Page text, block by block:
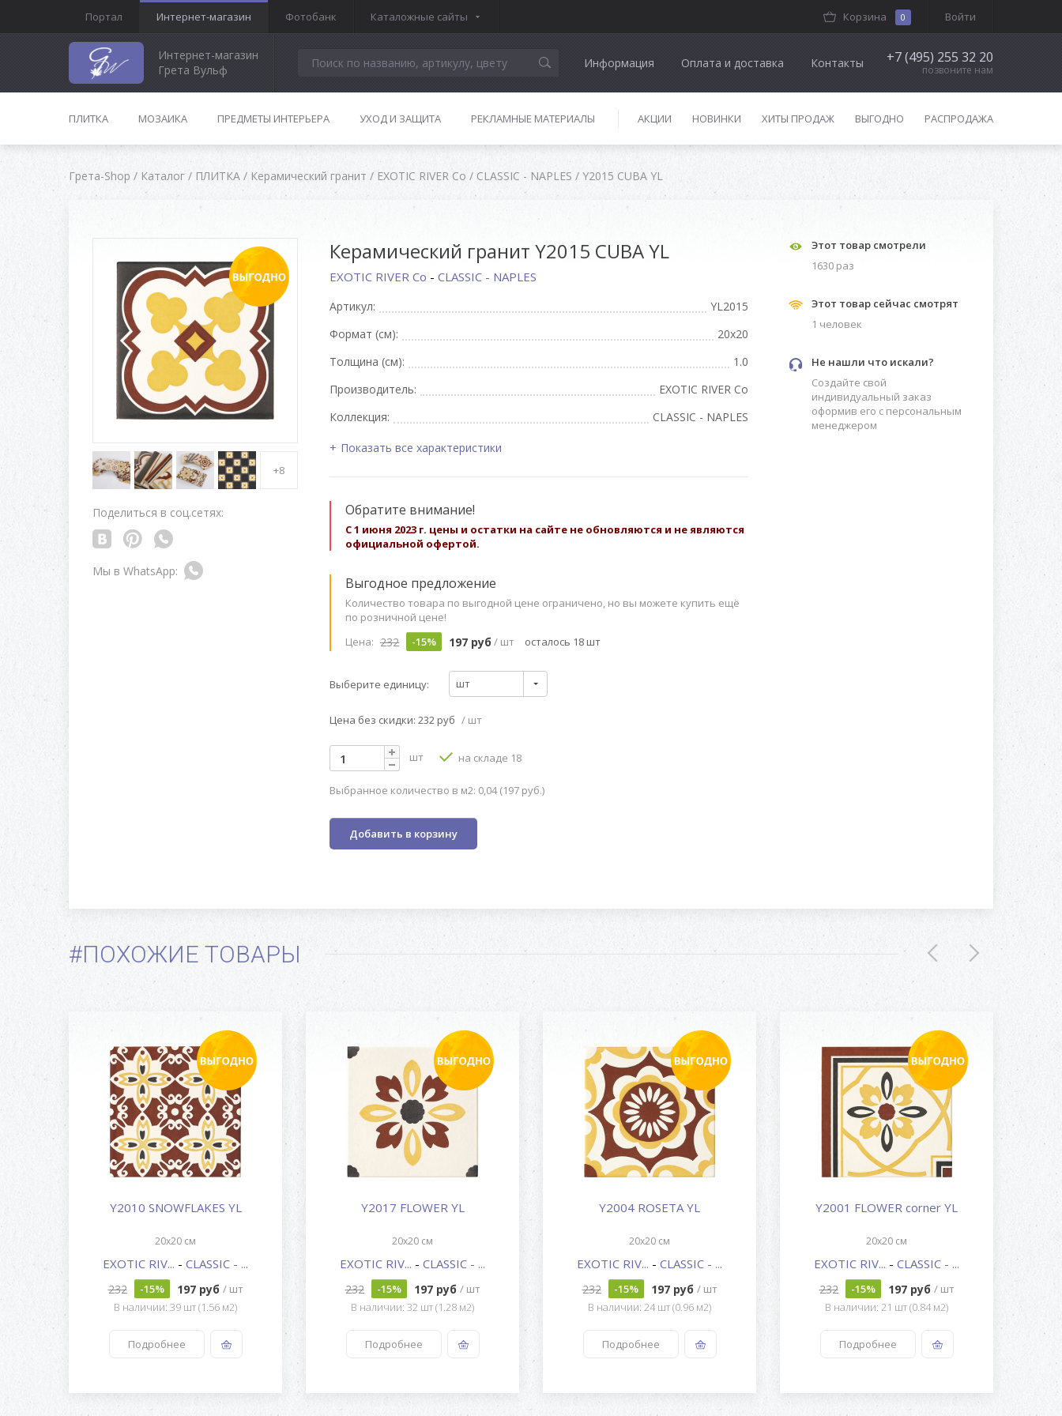
Портал Интернет-магазин Фотобанк Каталожные сайты Войти
Корзина 0
Интернет-магазин
Грета Вульф
Информация Оплата и доставка Контакты +7 (495) 255 32 20
позвоните нам
ПЛИТКА МОЗАИКА ПРЕДМЕТЫ ИНТЕРЬЕРА УХОД И ЗАЩИТА РЕКЛАМНЫЕ МАТЕРИАЛЫ АКЦИИ НОВИНКИ ХИТЫ ПРОДАЖ ВЫГОДНО РАСПРОДАЖА
Грета-Shop / Каталог / ПЛИТКА / Керамический гранит / EXOTIC RIVER Co / CLASSIC - NAPLES / Y2015 CUBA YL
+8
Поделиться в соц.сетях:
Керамический гранит Y2015 CUBA YL
EXOTIC RIVER Co - CLASSIC - NAPLES
Артикул:
YL2015
Формат (см):
20x20
Толщина (см):
1.0
Производитель:
EXOTIC RIVER Co
Коллекция:
CLASSIC - NAPLES
Показать все характеристики
Обратите внимание!
С 1 июня 2023 г. цены и остатки на сайте не обновляются и не являются
официальной офертой.
Выгодное предложение
Количество товара по выгодной цене ограничено, но вы можете купить ещё
по розничной цене!
Цена: 232 -15% 197 руб / шт осталось 18 шт
Выберите единицу: шт
Цена без скидки: 232 руб / шт
шт на складе 18
Выбранное количество в м2: 0,04 (197 руб.)
Добавить в корзину
Этот товар смотрели
1630 раз
Этот товар сейчас смотрят
1 человек
Не нашли что искали?
Создайте свой
индивидуальный заказ
оформив его с персональным
менеджером
#ПОХОЖИЕ ТОВАРЫ
Y2010 SNOWFLAKES YL
20x20 см
EXOTIC RIV... - CLASSIC - ...
232 -15% 197 руб / шт
В наличии: 39 шт (1.56 м2)
Подробнее
Y2017 FLOWER YL
20x20 см
EXOTIC RIV... - CLASSIC - ...
232 -15% 197 руб / шт
В наличии: 32 шт (1.28 м2)
Подробнее
Y2004 ROSETA YL
20x20 см
EXOTIC RIV... - CLASSIC - ...
232 -15% 197 руб / шт
В наличии: 24 шт (0.96 м2)
Подробнее
Y2001 FLOWER corner YL
20x20 см
EXOTIC RIV... - CLASSIC - ...
232 -15% 197 руб / шт
В наличии: 21 шт (0.84 м2)
Подробнее